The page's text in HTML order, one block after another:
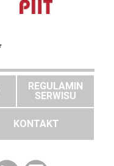
REGULAMIN
SERWISU
KONTAKT